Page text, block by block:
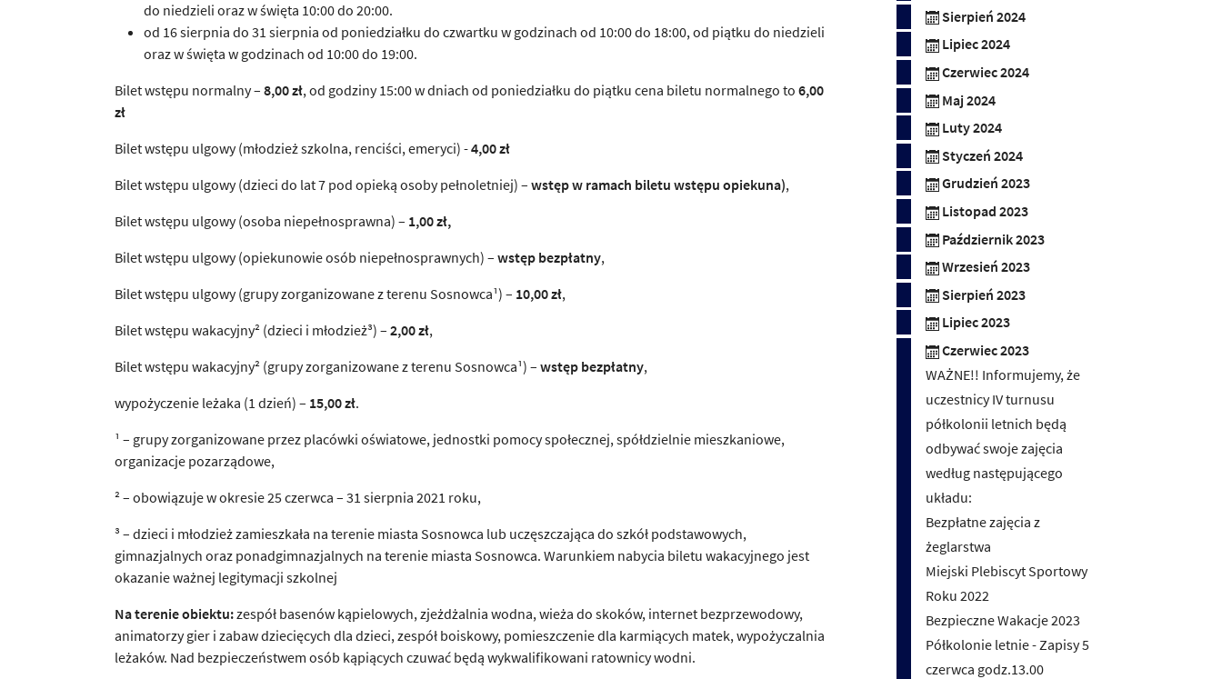
do niedzieli oraz w święta 10:00 do 20:00.
od 16 sierpnia do 31 sierpnia od poniedziałku do czwartku w godzinach od 10:00 do 18:00, od piątku do niedzieli
oraz w święta w godzinach od 10:00 do 19:00.
Bilet wstępu normalny – 8,00 zł, od godziny 15:00 w dniach od poniedziałku do piątku cena biletu normalnego to 6,00
zł
Bilet wstępu ulgowy (młodzież szkolna, renciści, emeryci) -4,00 zł
Bilet wstępu ulgowy (dzieci do lat 7 pod opieką osoby pełnoletniej) – wstęp w ramach biletu wstępu opiekuna),
Bilet wstępu ulgowy (osoba niepełnosprawna) – 1,00 zł,
Bilet wstępu ulgowy (opiekunowie osób niepełnosprawnych) – wstęp bezpłatny,
Bilet wstępu ulgowy (grupy zorganizowane z terenu Sosnowca¹) – 10,00 zł,
Bilet wstępu wakacyjny² (dzieci i młodzież³) – 2,00 zł,
Bilet wstępu wakacyjny² (grupy zorganizowane z terenu Sosnowca¹) – wstęp bezpłatny,
wypożyczenie leżaka (1 dzień) – 15,00 zł.
¹ – grupy zorganizowane przez placówki oświatowe, jednostki pomocy społecznej, spółdzielnie mieszkaniowe,
organizacje pozarządowe,
² – obowiązuje w okresie 25 czerwca – 31 sierpnia 2021 roku,
³ – dzieci i młodzież zamieszkała na terenie miasta Sosnowca lub uczęszczająca do szkół podstawowych,
gimnazjalnych oraz ponadgimnazjalnych na terenie miasta Sosnowca. Warunkiem nabycia biletu wakacyjnego jest
okazanie ważnej legitymacji szkolnej
Na terenie obiektu:zespół basenów kąpielowych, zjeżdżalnia wodna, wieża do skoków, internet bezprzewodowy,
animatorzy gier i zabaw dziecięcych dla dzieci, zespół boiskowy, pomieszczenie dla karmiących matek, wypożyczalnia
leżaków. Nad bezpieczeństwem osób kąpiących czuwać będą wykwalifikowani ratownicy wodni.
Sierpień 2024
Lipiec 2024
Czerwiec 2024
Maj 2024
Luty 2024
Styczeń 2024
Grudzień 2023
Listopad 2023
Październik 2023
Wrzesień 2023
Sierpień 2023
Lipiec 2023
Czerwiec 2023
WAŻNE!! Informujemy, że
uczestnicy IV turnusu
półkolonii letnich będą
odbywać swoje zajęcia
według następującego
układu:
Bezpłatne zajęcia z
żeglarstwa
Miejski Plebiscyt Sportowy
Roku 2022
Bezpieczne Wakacje 2023
Półkolonie letnie - Zapisy 5
czerwca godz.13.00